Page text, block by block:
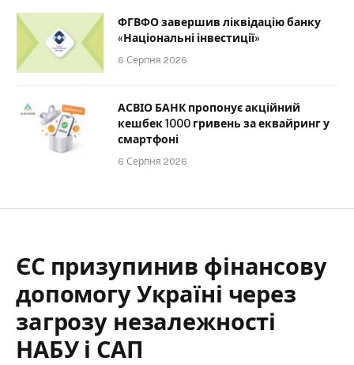
ФГВФО завершив ліквідацію банку
«Національні інвестиції»
6 Серпня 2026
АСВІО БАНК пропонує акційний
кешбек 1000 гривень за еквайринг у
смартфоні
6 Серпня 2026
ЄС призупинив фінансову
допомогу Україні через
загрозу незалежності
НАБУ і САП